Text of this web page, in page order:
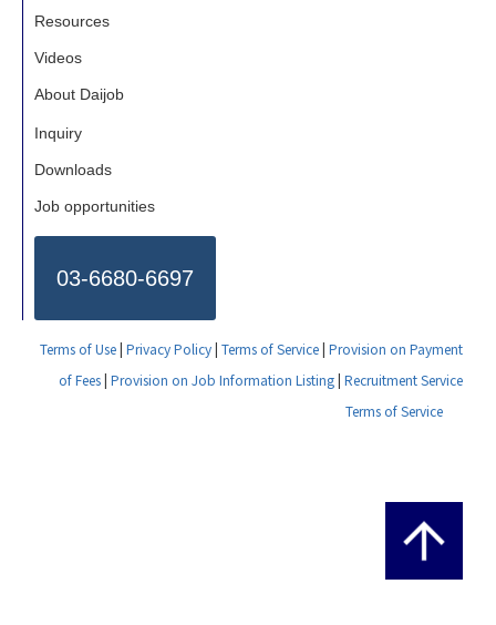
Resources
Videos
About Daijob
Inquiry
Downloads
Job opportunities
03-6680-6697
Terms of Use| Privacy Policy| Terms of Service| Provision on Payment
of Fees| Provision on Job Information Listing| Recruitment Service
Terms of Service